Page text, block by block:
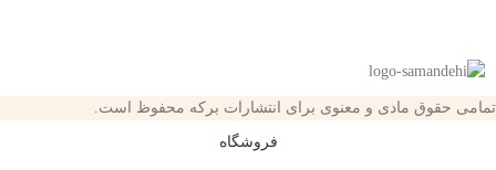
تمامی حقوق مادی و معنوی برای انتشارات برکه محفوظ است.
فروشگاه